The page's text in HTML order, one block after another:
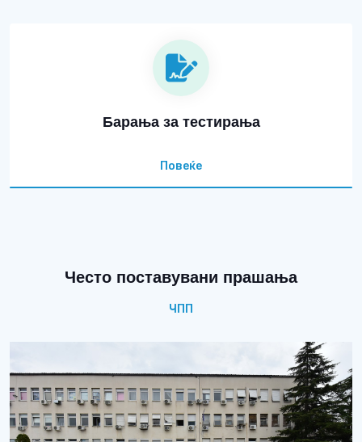
Барања за тестирања
Повеќе
Често поставувани прашања
ЧПП